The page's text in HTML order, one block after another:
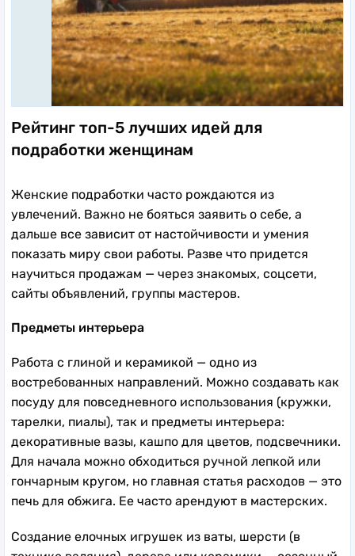
Рейтинг топ-5 лучших идей для
подработки женщинам
Женские подработки часто рождаются из
увлечений. Важно не бояться заявить о себе, а
дальше все зависит от настойчивости и умения
показать миру свои работы. Разве что придется
научиться продажам — через знакомых, соцсети,
сайты объявлений, группы мастеров.
Предметы интерьера
Работа с глиной и керамикой — одно из
востребованных направлений. Можно создавать как
посуду для повседневного использования (кружки,
тарелки, пиалы), так и предметы интерьера:
декоративные вазы, кашпо для цветов, подсвечники.
Для начала можно обходиться ручной лепкой или
гончарным кругом, но главная статья расходов — это
печь для обжига. Ее часто арендуют в мастерских.
Создание елочных игрушек из ваты, шерсти (в